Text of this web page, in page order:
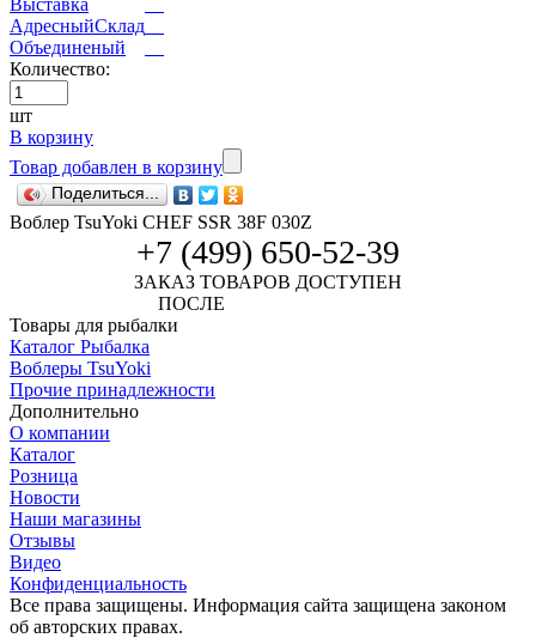
АдресныйСклад
Объединеный
Количество:
шт
В корзину
Товар добавлен в корзину
Поделиться...
Воблер TsuYoki CHEF SSR 38F 030Z
+7 (499) 650-52-39
ЗАКАЗ ТОВАРОВ ДОСТУПЕН
ПОСЛЕ
Товары для рыбалки
Каталог Рыбалка
Воблеры TsuYoki
Прочие принадлежности
Дополнительно
О компании
Каталог
Розница
Новости
Наши магазины
Отзывы
Видео
Конфиденциальность
Все права защищены. Информация сайта защищена законом
об авторских правах.